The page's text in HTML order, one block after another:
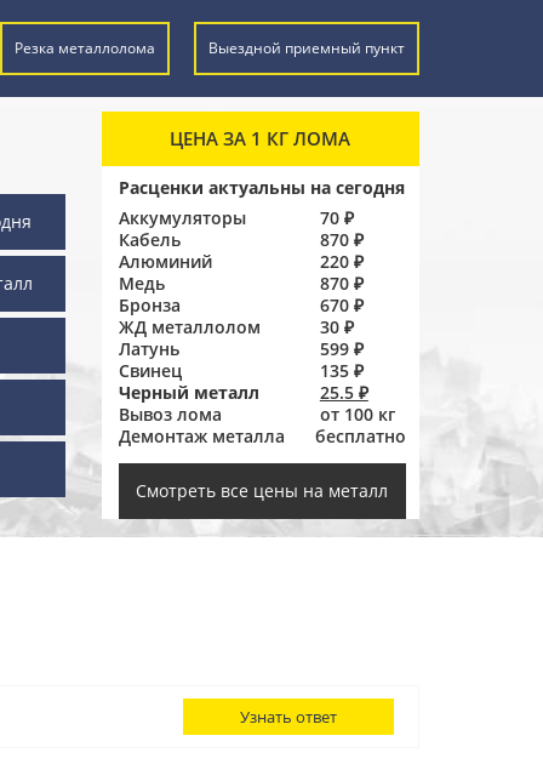
Резка металлолома Выездной приемный пункт
ЦЕНА ЗА 1 КГ ЛОМА
Расценки актуальны на сегодня
Аккумуляторы
70 ₽
Кабель
870 ₽
Алюминий
220 ₽
Медь
870 ₽
Бронза
670 ₽
ЖД металлолом
30 ₽
Латунь
599 ₽
Свинец
135 ₽
Черный металл
25.5 ₽
Вывоз лома
от 100 кг
Демонтаж металла
бесплатно
Смотреть все цены на металл
Узнать ответ